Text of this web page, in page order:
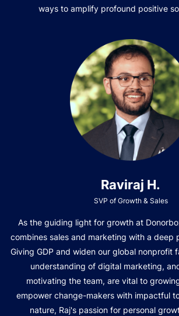
ways to amplify profound positive
Raviraj H.
SVP of Growth & Sales
As the guiding light for growth at
combines sales and marketing with a deep
Giving GDP and widen our global nonprofit
understanding of digital marketing,
motivating the team, are vital to
empower change-makers with impactful
nature, Raj's passion for personal